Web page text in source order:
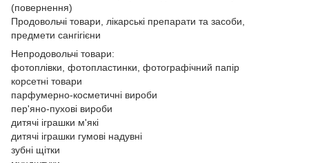
(повернення)
Продовольчі товари, лікарські препарати та засоби,
предмети сангігієни
Непродовольчі товари:
фотоплівки, фотопластинки, фотографічний папір
корсетні товари
парфумерно-косметичні вироби
пер'яно-пухові вироби
дитячі іграшки м'які
дитячі іграшки гумові надувні
зубні щітки